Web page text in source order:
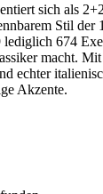
sich als
Stil der
674
macht.
echter
Akzente.